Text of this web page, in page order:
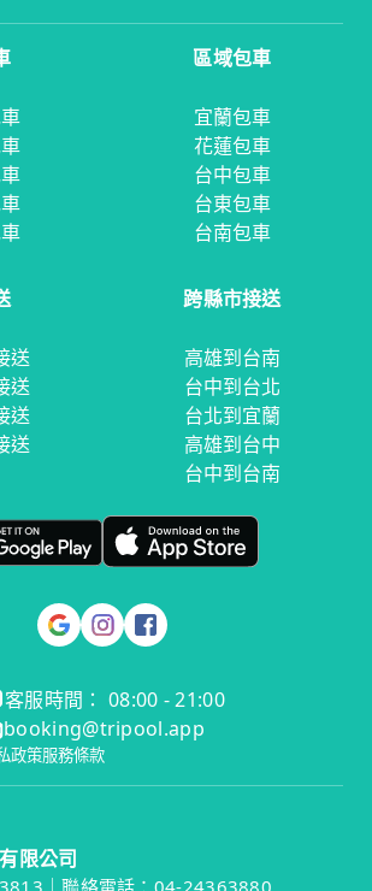
區域包車
宜蘭包車
花蓮包車
台中包車
台東包車
台南包車
送
送
送
送
跨縣市接送
高雄到台南
台中到台北
台北到宜蘭
高雄到台中
台中到台南
客服時間： 08:00 - 21:00
booking@tripool.app
政策服務條款
限公司